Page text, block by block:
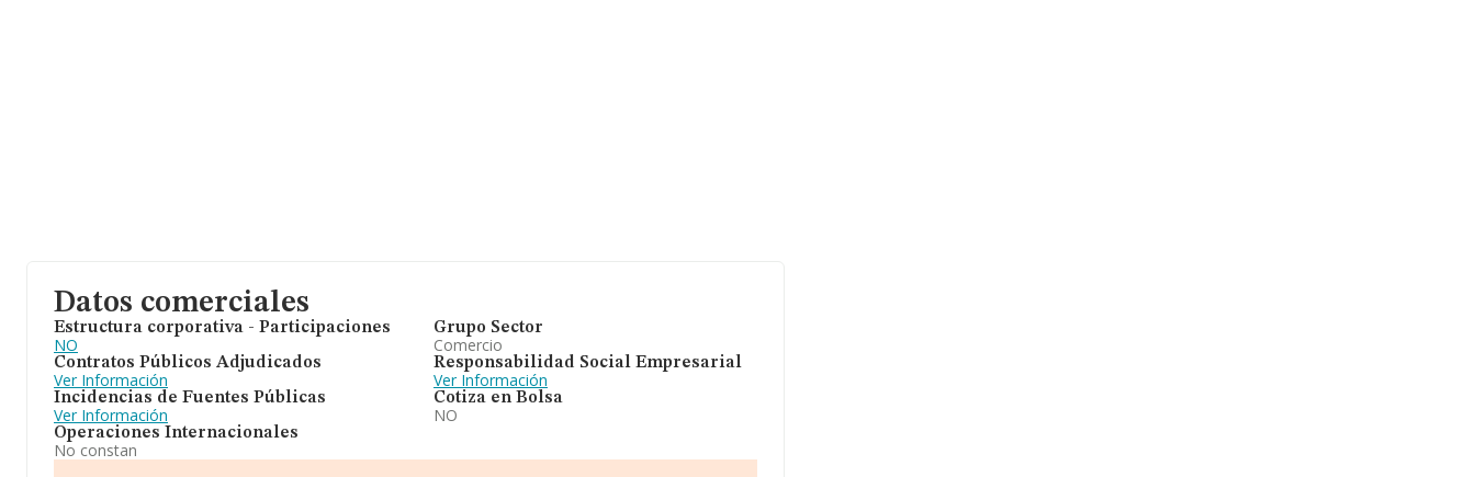
Datos comerciales
Estructura corporativa - Participaciones
NO
Contratos Públicos Adjudicados
Ver Información
Incidencias de Fuentes Públicas
Ver Información
Operaciones Internacionales
No constan
Grupo Sector
Comercio
Responsabilidad Social Empresarial
Ver Información
Cotiza en Bolsa
NO